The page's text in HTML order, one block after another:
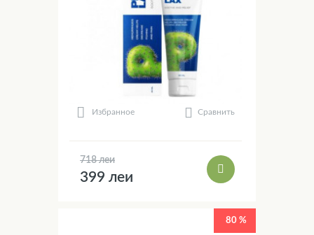
Избранное Сравнить
718 леи
399 леи
80 %